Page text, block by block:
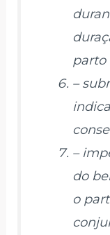
parto
–
–
do
o